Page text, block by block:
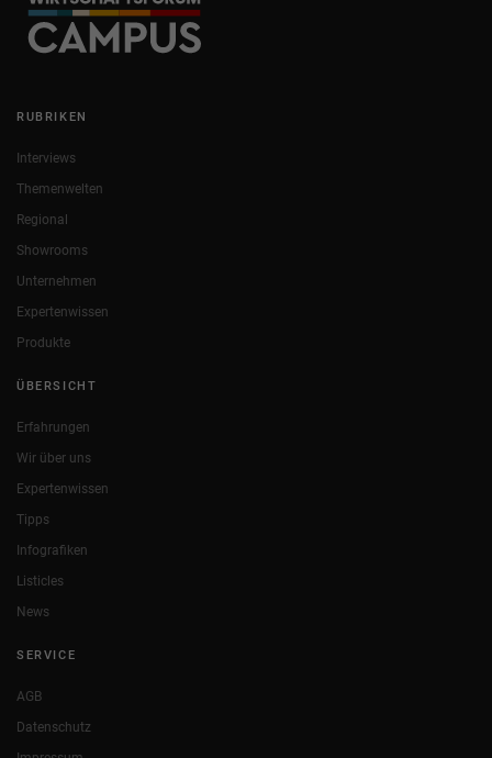
RUBRIKEN
Interviews
Themenwelten
Regional
Showrooms
Unternehmen
Expertenwissen
Produkte
ÜBERSICHT
Erfahrungen
Wir über uns
Expertenwissen
Tipps
Infografiken
Listicles
News
SERVICE
AGB
Datenschutz